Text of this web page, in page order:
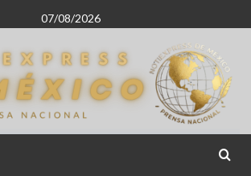
07/08/2026